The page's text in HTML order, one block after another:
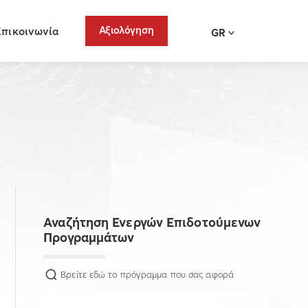
Αξιολόγηση GR
Αναζήτηση Ενεργών Επιδοτούμενων
Προγραμμάτων
Βρείτε εδώ το πρόγραμμα που σας αφορά